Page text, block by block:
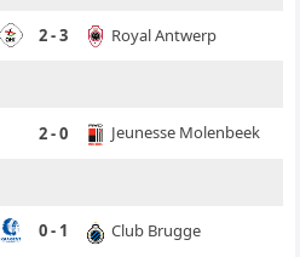
2 - 3 Royal Antwerp
2 - 0 Jeunesse Molenbeek
0 - 1 Club Brugge